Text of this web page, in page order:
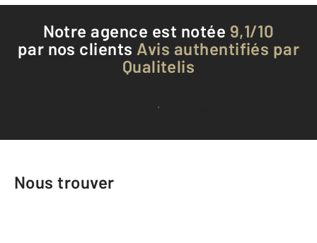
Notre agence est notée 9,1/10
par nos clients Avis authentifiés par
Qualitelis
Voir tous les avis clients
Nous trouver